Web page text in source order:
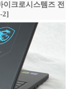
크로시스템즈 전
2]